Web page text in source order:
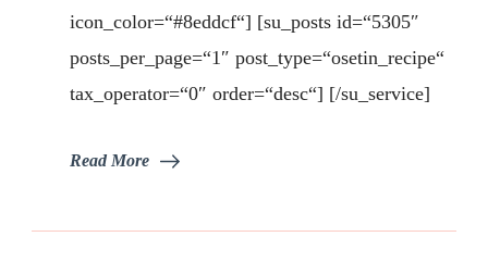
icon_color=“#8eddcf“] [su_posts id=“5305″
posts_per_page=“1″ post_type=“osetin_recipe“
tax_operator=“0″ order=“desc“] [/su_service]
Read More